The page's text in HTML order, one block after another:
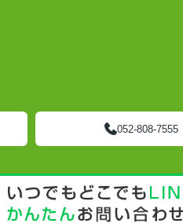
052-808-7555